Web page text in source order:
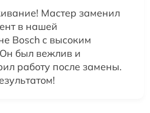
Мастер заменил
в нашей
Bosch с высоким
был вежлив и
работу после замены.